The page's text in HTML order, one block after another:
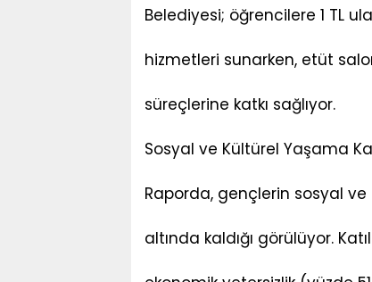
Belediyesi; öğrencilere 1 TL
hizmetleri sunarken, etüt
süreçlerine katkı sağlıyor.
Sosyal ve Kültürel Yaşama
Raporda, gençlerin sosyal ve
altında kaldığı görülüyor.